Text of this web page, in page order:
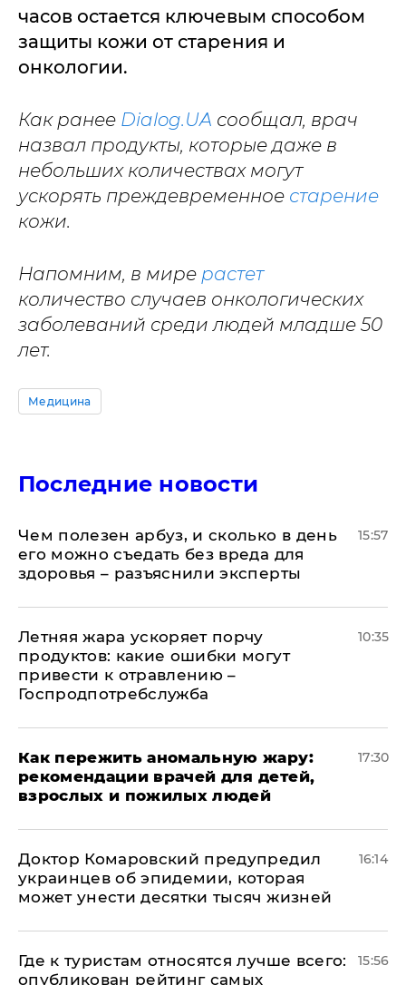
часов остается ключевым способом
защиты кожи от старения и
онкологии.
Как ранее Dialog.UA сообщал, врач
назвал продукты, которые даже в
небольших количествах могут
ускорять преждевременное старение
кожи.
Напомним, в мире растет
количество случаев онкологических
заболеваний среди людей младше 50
лет.
Медицина
Последние новости
Чем полезен арбуз, и сколько в день
его можно съедать без вреда для
здоровья – разъяснили эксперты
15:57
Летняя жара ускоряет порчу
продуктов: какие ошибки могут
привести к отравлению –
Госпродпотребслужба
10:35
Как пережить аномальную жару:
рекомендации врачей для детей,
взрослых и пожилых людей
17:30
Доктор Комаровский предупредил
украинцев об эпидемии, которая
может унести десятки тысяч жизней
16:14
Где к туристам относятся лучше всего:
опубликован рейтинг самых
15:56